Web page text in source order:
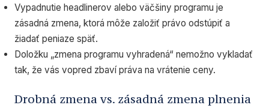
Vypadnutie headlinerov alebo väčšiny programu je
zásadná zmena, ktorá môže založiť právo odstúpiť a
žiadať peniaze späť.
Doložku „zmena programu vyhradená“ nemožno vykladať
tak, že vás vopred zbaví práva na vrátenie ceny.
Drobná zmena vs. zásadná zmena plnenia